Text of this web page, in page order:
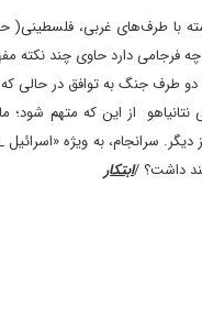
طرف‌های غربی، فلسطینی(
فرجامی دارد حاوی چند
طرف جنگ به توافق در حالی که
از این که متهم شود؛
سرانجام، به ویژه «اسرائیل
داشت؟ /ابتکار